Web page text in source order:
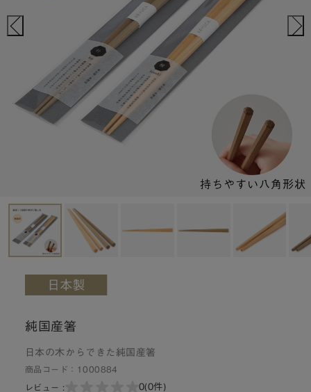
純国産箸
日本の木からできた純国産箸
商品コード： 1000884
レビュー : 0(0件)